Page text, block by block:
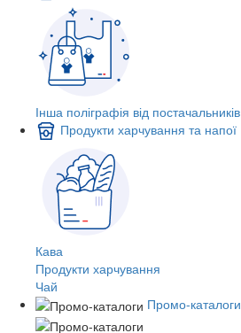
Інша поліграфія від постачальників
Продукти харчування та напої
Кава
Продукти харчування
Чай
Промо-каталоги